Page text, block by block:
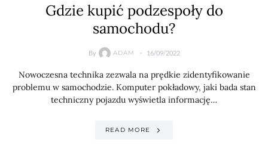
Gdzie kupić podzespoły do
samochodu?
By ADAM 16/09/2022
Nowoczesna technika zezwala na prędkie zidentyfikowanie
problemu w samochodzie. Komputer pokładowy, jaki bada stan
techniczny pojazdu wyświetla informację…
READ MORE